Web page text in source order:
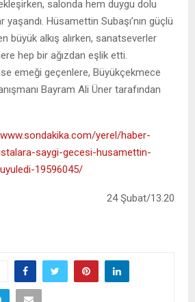
salonda hem duygu dolu
Hüsamettin Subaşı’nın güçlü
büyük alkış alırken, sanatseverler
hep bir ağızdan eşlik etti.
emeği geçenlere, Büyükçekmece
Bayram Ali Üner tarafından
yerel/haber-
saygi-gecesi-husamettin-
19596045/
24 Şubat/13.20